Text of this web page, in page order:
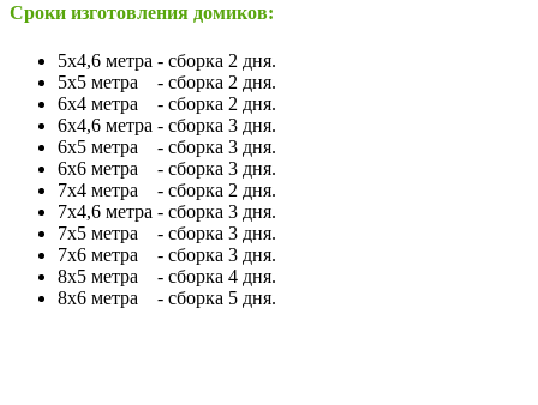
Сроки изготовления домиков:
5х4,6 метра - сборка 2 дня.
5х5 метра - сборка 2 дня.
6х4 метра - сборка 2 дня.
6х4,6 метра - сборка 3 дня.
6х5 метра - сборка 3 дня.
6х6 метра - сборка 3 дня.
7х4 метра - сборка 2 дня.
7х4,6 метра - сборка 3 дня.
7х5 метра - сборка 3 дня.
7х6 метра - сборка 3 дня.
8х5 метра - сборка 4 дня.
8х6 метра - сборка 5 дня.